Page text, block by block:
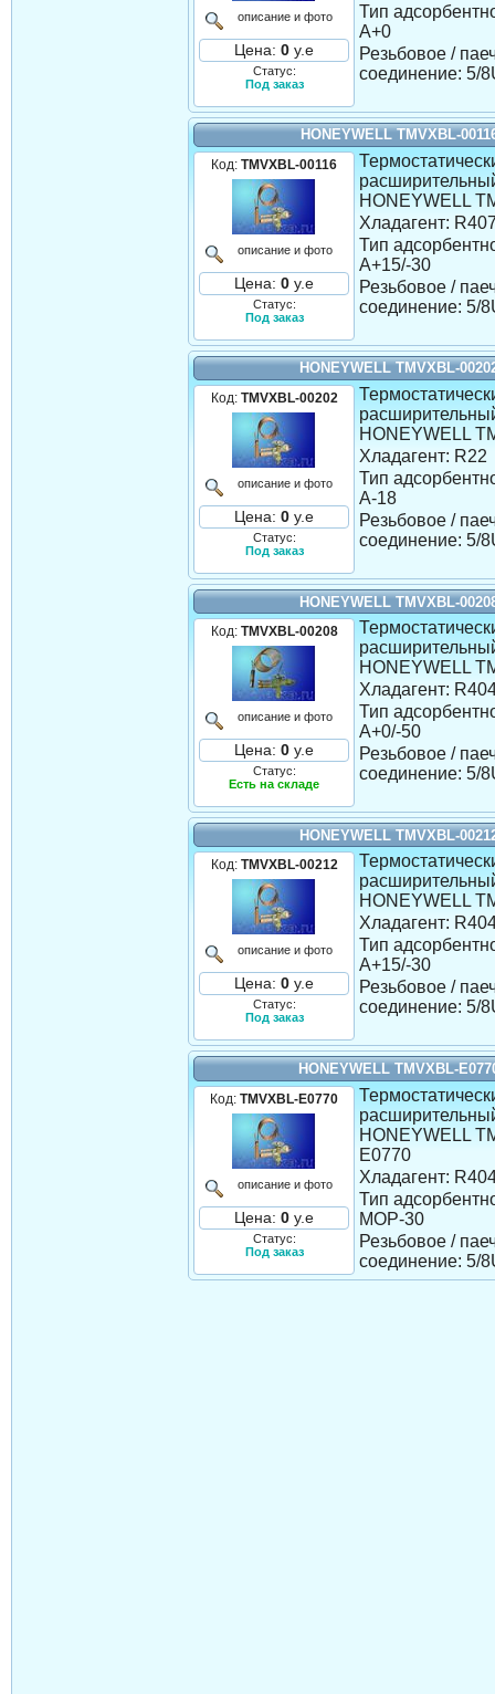
описание и фото
Цена: 0 у.е
Статус:
Под заказ
Тип
A+0
Резьбовое /
соединение: 5/
HONEYWELL TMVXBL-
Код:TMVXBL-00116
описание и фото
Цена: 0 у.е
Статус:
Под заказ
HONEYWELL
Хладагент:
Тип
A+15/-30
Резьбовое /
соединение: 5/
HONEYWELL TMVXBL-
Код: TMVXBL-00202
описание и фото
Цена: 0 у.е
Статус:
Под заказ
HONEYWELL
Хладагент: R22
Тип
A-18
Резьбовое /
соединение: 5/
HONEYWELL TMVXBL-
Код: TMVXBL-00208
описание и фото
Цена: 0 у.е
Статус:
Есть на складе
HONEYWELL
Хладагент:
Тип
A+0/-50
Резьбовое /
соединение: 5/
HONEYWELL TMVXBL-
Код: TMVXBL-00212
описание и фото
Цена: 0 у.е
Статус:
Под заказ
HONEYWELL
Хладагент:
Тип
A+15/-30
Резьбовое /
соединение: 5/
HONEYWELL TMVXBL-
Код:TMVXBL-E0770
описание и фото
Цена: 0 у.е
Статус:
Под заказ
HONEYWELL
E0770
Хладагент:
Тип
MOP-30
Резьбовое /
соединение: 5/